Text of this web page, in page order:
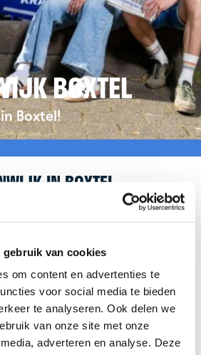
gebruik van cookies
om content en advertenties te
voor social media te bieden
te analyseren. Ook delen we
van onze site met onze
adverteren en analyse. Deze
BOXTEL
Boxtel!
IN BOXTEL
bent in een
door naar de website van
. Daar kun je je eenvoudig
te bezorgen in Boxtel.
aan de slag kunt en wensen